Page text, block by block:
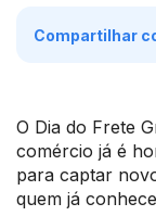
Compartilhar
O Dia do Frete
comércio já é
para captar
quem já